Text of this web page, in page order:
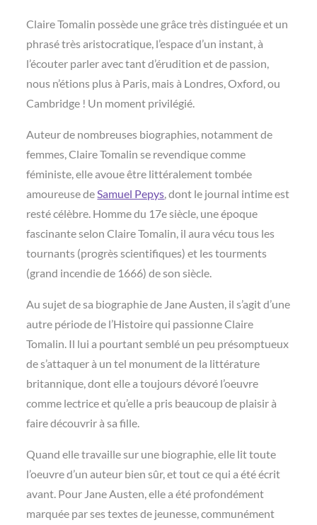
Claire Tomalin possède une grâce très distinguée et un
phrasé très aristocratique, l’espace d’un instant, à
l’écouter parler avec tant d’érudition et de passion,
nous n’étions plus à Paris, mais à Londres, Oxford, ou
Cambridge ! Un moment privilégié.
Auteur de nombreuses biographies, notamment de
femmes, Claire Tomalin se revendique comme
féministe, elle avoue être littéralement tombée
amoureuse deSamuel Pepys, dont le journal intime est
resté célèbre. Homme du 17e siècle, une époque
fascinante selon Claire Tomalin, il aura vécu tous les
tournants (progrès scientifiques) et les tourments
(grand incendie de 1666) de son siècle.
Au sujet de sa biographie de Jane Austen, il s’agit d’une
autre période de l’Histoire qui passionne Claire
Tomalin. Il lui a pourtant semblé un peu présomptueux
de s’attaquer à un tel monument de la littérature
britannique, dont elle a toujours dévoré l’oeuvre
comme lectrice et qu’elle a pris beaucoup de plaisir à
faire découvrir à sa fille.
Quand elle travaille sur une biographie, elle lit toute
l’oeuvre d’un auteur bien sûr, et tout ce qui a été écrit
avant. Pour Jane Austen, elle a été profondément
marquée par ses textes de jeunesse, communément